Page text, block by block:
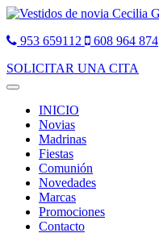
953 659112
608 964 874
SOLICITAR UNA CITA
Toggle
navigationINICIO
Novias
Madrinas
Fiestas
Comunión
Novedades
Marcas
Promociones
Contacto